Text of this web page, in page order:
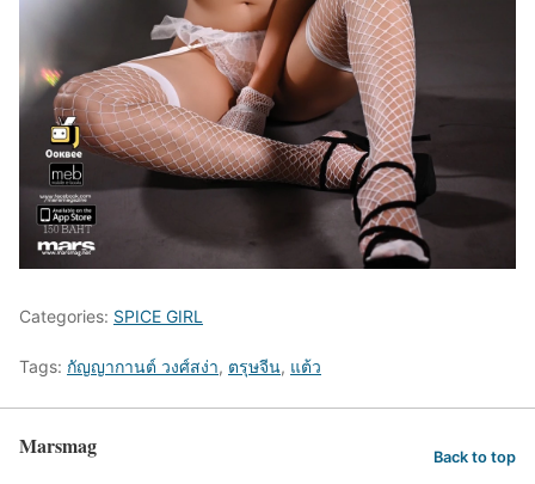
Categories: SPICE GIRL
Tags: กัญญากานต์ วงศ์สง่า, ตรุษจีน, แต้ว
Marsmag Back to top